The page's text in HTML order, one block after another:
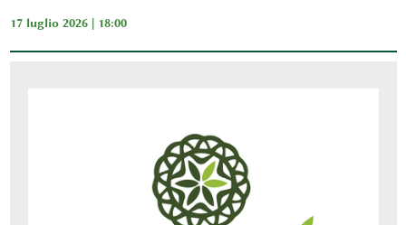
17 luglio 2026 | 18:00